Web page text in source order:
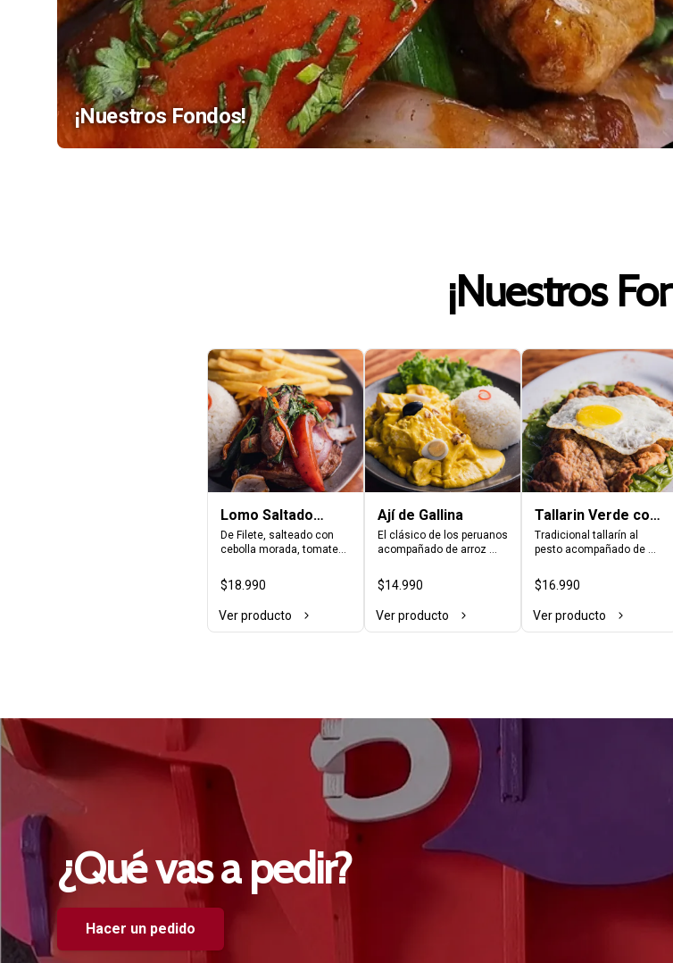
¡Nuestros Fondos!
¡Nuestros
Lomo Saltado
Clásico (filete)
De Filete, salteado con
cebolla morada, tomates,
cebollín acompañado de
arroz blanco con choclo y
$18.990
Ver producto
Ají de Gallina
El clásico de los peruanos
acompañado de arroz
$14.990
Ver producto
Tallarin Verde con
Milanesa
Tradicional tallarín al
pesto acompañado de
huevo frito
$16.990
Ver producto
¿Quévasa pedir?
Hacer un pedido